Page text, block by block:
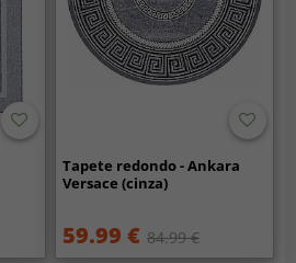
Tapete redondo - Ankara
Versace (cinza)
59.99 € 84.99 €